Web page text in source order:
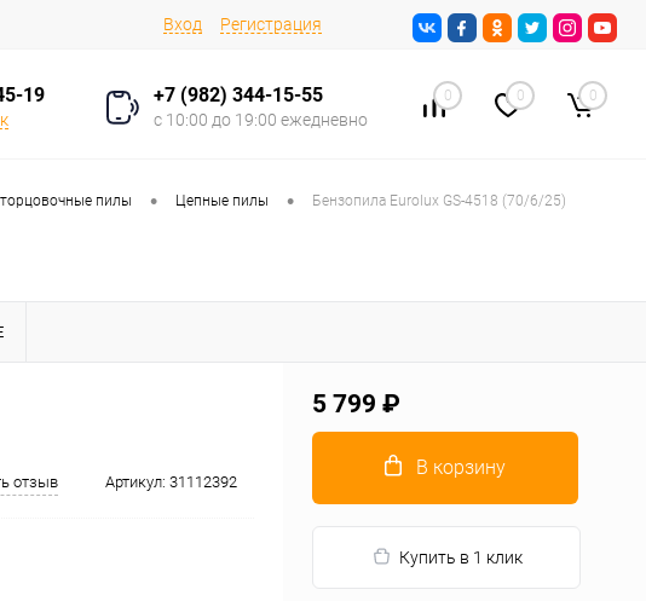
Вход Регистрация
19 +7 (982) 344-15-55
с 10:00 до 19:00 ежедневно
0 0 0
пилы • Цепные пилы • Бензопила Eurolux GS-4518 (70/6/25)
отзыв Артикул: 31112392
5 799 ₽
В корзину
Купить в 1 клик